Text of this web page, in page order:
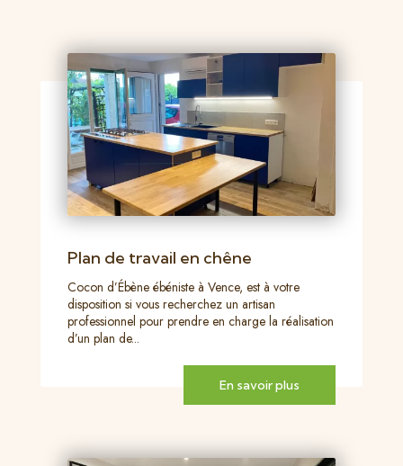
Plan de travail en chêne
Cocon d’Ébène ébéniste à Vence, est à votre
disposition si vous recherchez un artisan
professionnel pour prendre en charge la réalisation
d’un plan de...
En savoir plus